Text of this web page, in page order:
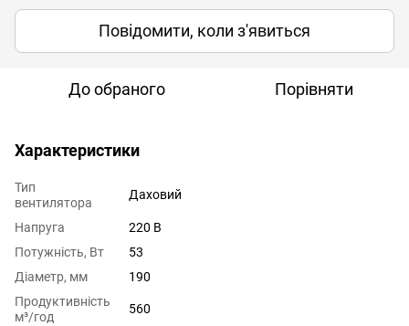
Повідомити, коли з'явиться
До обраного Порівняти
Характеристики
Тип
вентилятора
Даховий
Напруга
220 В
Потужність, Вт
53
Діаметр, мм
190
Продуктивність
м³/год
560